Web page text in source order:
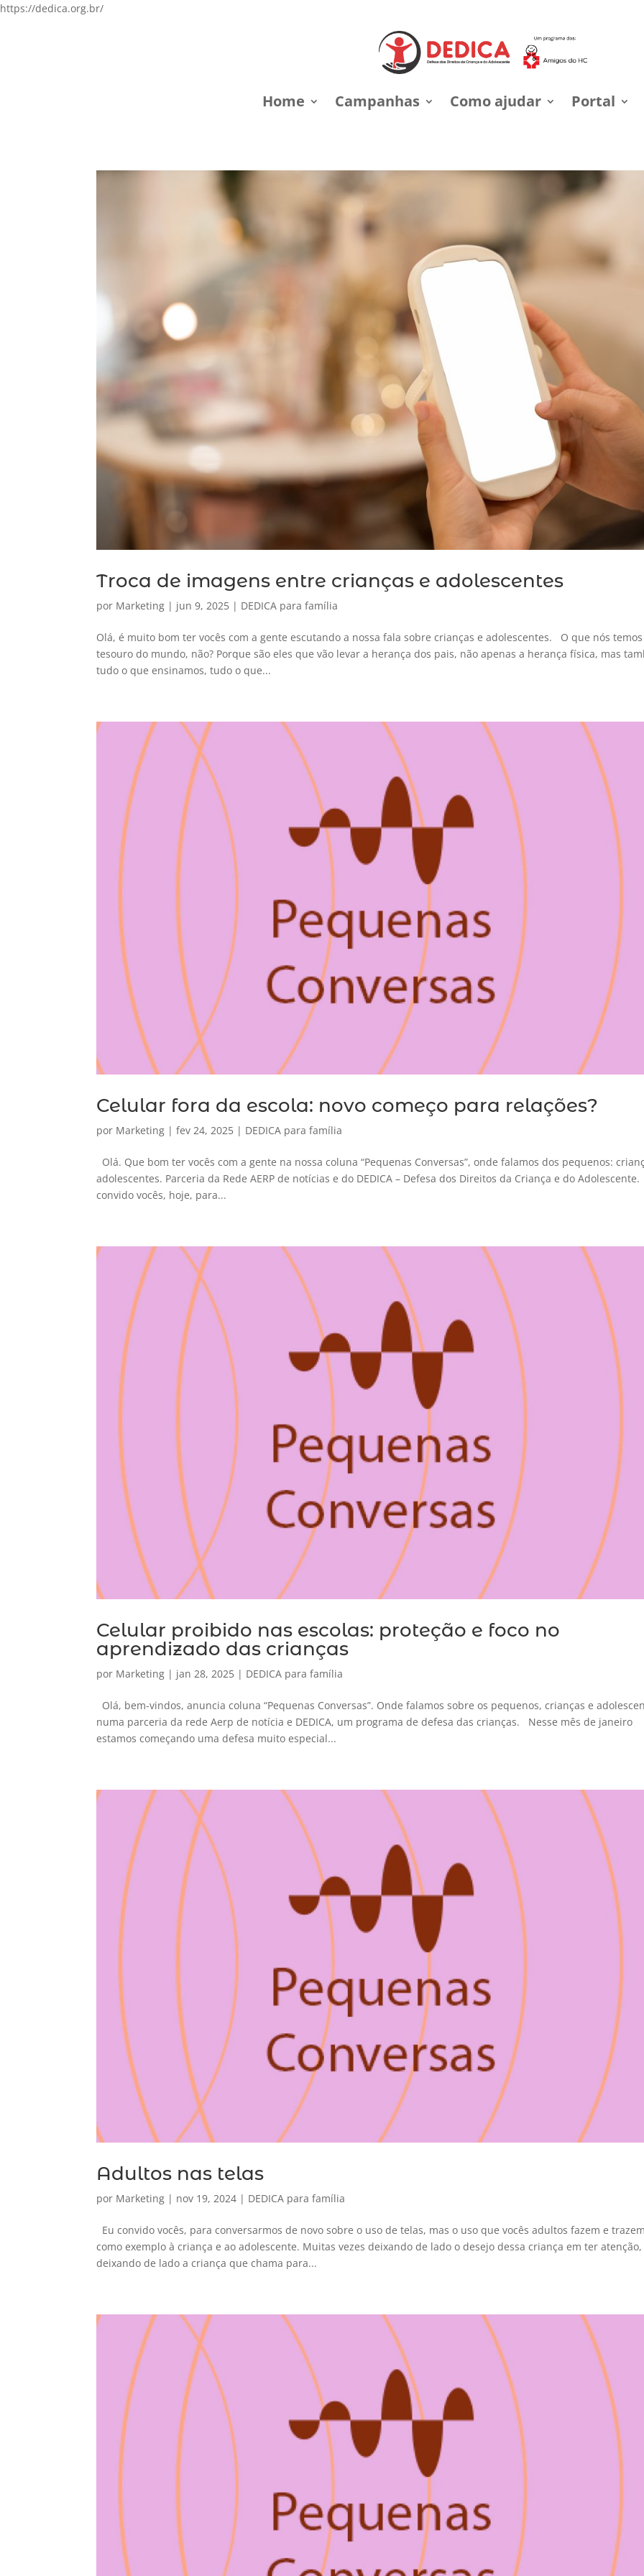
https://dedica.org.br/
Home Campanhas Como ajudar Portal
Troca de imagens entre crianças e adolescentes
por Marketing | jun 9, 2025 | DEDICA para família
Olá, é muito bom ter vocês com a gente escutando a nossa fala sobre crianças e adolescentes. O que nós
tesouro do mundo, não? Porque são eles que vão levar a herança dos pais, não apenas a herança física, mas
tudo o que ensinamos, tudo o que...
Celular fora da escola: novo começo para relações?
por Marketing |fev 24, 2025 | DEDICA para família
Olá. Que bom ter vocês com a gente na nossa coluna “Pequenas Conversas”, onde falamos dos pequenos:
adolescentes. Parceria da Rede AERP de notícias e do DEDICA – Defesa dos Direitos da Criança e do
convido vocês, hoje, para...
Celular proibido nas escolas: proteção e foco no
aprendizado das crianças
por Marketing | jan 28, 2025 | DEDICA para família
Olá, bem-vindos, anuncia coluna “Pequenas Conversas”. Onde falamos sobre os pequenos, crianças e
numa parceria da rede Aerp de notícia e DEDICA, um programa de defesa das crianças. Nesse mês de janeiro
estamos começando uma defesa muito especial...
Adultos nas telas
por Marketing | nov 19, 2024 | DEDICA para família
Eu convido vocês, para conversarmos de novo sobre o uso de telas, mas o uso que vocês adultos fazem e
como exemplo à criança e ao adolescente. Muitas vezes deixando de lado o desejo dessa criança em ter atenção,
deixando de lado a criança que chama para...